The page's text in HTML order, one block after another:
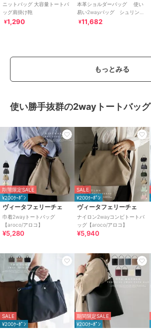
ニットバッグ 大容量トートバ
ッグ肩掛け鞄
¥1,290
本革ショルダーバッグ 使い
易い2wayバッグ シュリンク
レザー
¥11,682
もっとみる
使い勝手抜群の2wayトートバッグ
期間限定SALE
¥200ｸｰﾎﾟﾝ
ヴィータフェリーチェ
巾着2wayトートバッグ
【aroco/アロコ】
¥5,280
SALE
¥200ｸｰﾎﾟﾝ
ヴィータフェリーチェ
ナイロン2wayコンビトートバ
ッグ【aroco/アロコ】
¥5,940
SALE
¥200ｸｰﾎﾟﾝ
期間限定SALE
¥200ｸｰﾎﾟﾝ